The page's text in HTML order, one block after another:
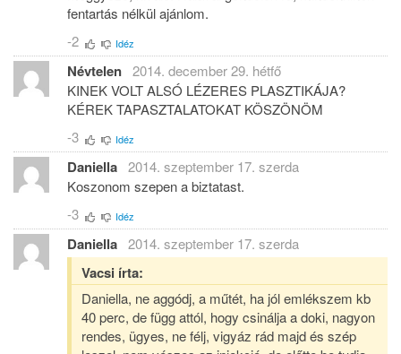
fentartás nélkül ajánlom.
-2
Idéz
Névtelen 2014. december 29. hétfő
KINEK VOLT ALSÓ LÉZERES PLASZTIKÁJA?
KÉREK TAPASZTALATOKAT KÖSZÖNÖM
-3
Idéz
Daniella 2014. szeptember 17. szerda
Koszonom szepen a biztatast.
-3
Idéz
Daniella 2014. szeptember 17. szerda
Vacsi írta:
Daniella, ne aggódj, a műtét, ha jól emlékszem kb
40 perc, de függ attól, hogy csinálja a doki, nagyon
rendes, ügyes, ne félj, vigyáz rád majd és szép